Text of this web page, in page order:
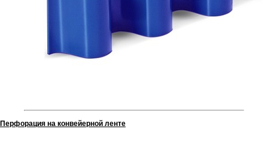
Перфорация на конвейерной ленте